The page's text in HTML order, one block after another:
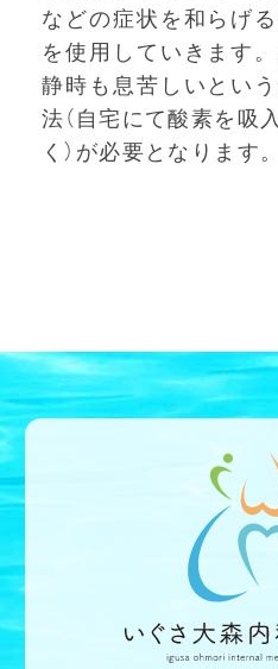
などの症状を和らげ
を使用していきます
静時も息苦しいとい
法（自宅にて酸素を吸
く）が必要となります。